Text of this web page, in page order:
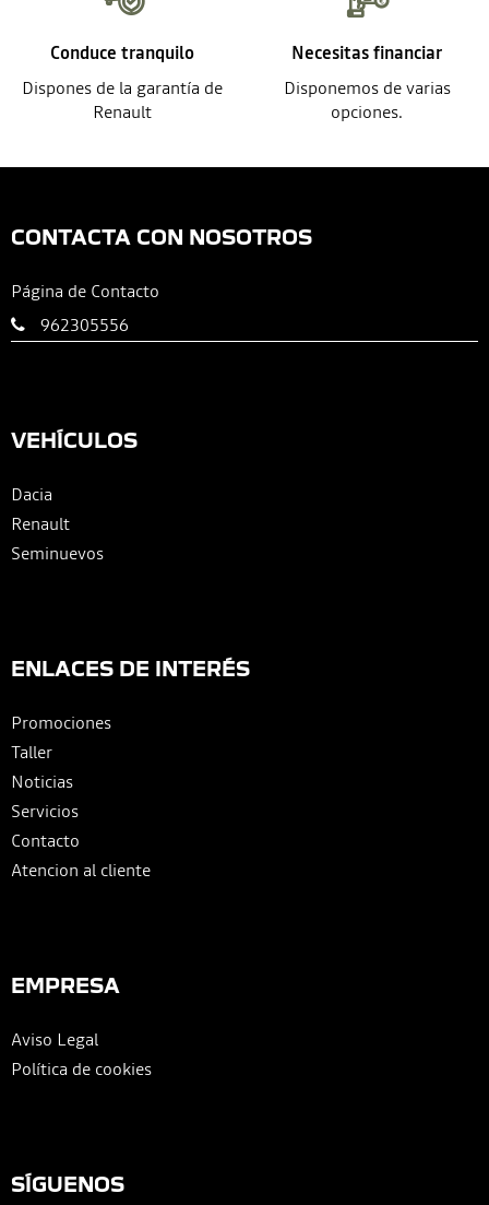
Conduce tranquilo
Dispones de la garantía de
Renault
Necesitas financiar
Disponemos de varias
opciones.
CONTACTA CON NOSOTROS
Página de Contacto
962305556
VEHÍCULOS
Dacia
Renault
Seminuevos
ENLACES DE INTERÉS
Promociones
Taller
Noticias
Servicios
Contacto
Atencion al cliente
EMPRESA
Aviso Legal
Política de cookies
SÍGUENOS